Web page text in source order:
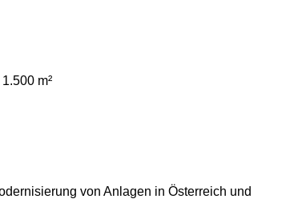
m²
von Anlagen in Österreich und